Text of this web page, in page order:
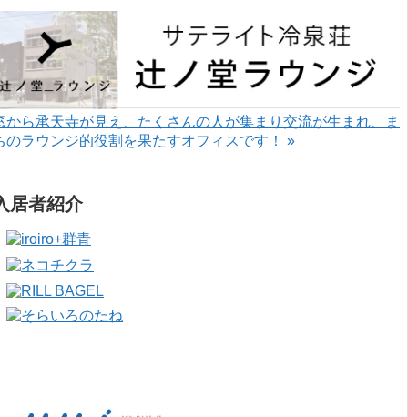
から承天寺が見え、たくさんの人が集まり交流が生まれ、ま
のラウンジ的役割を果たすオフィスです！ »
居者紹介